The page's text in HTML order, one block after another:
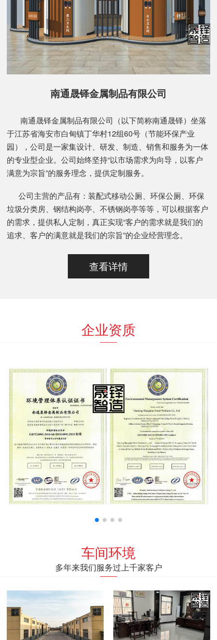
南通晟铎金属制品有限公司
南通晟铎金属制品有限公司（以下简称南通晟铎）坐落
于江苏省海安市白甸镇丁华村12组60号（节能环保产业
园），公司是一家集设计、研发、制造、销售和服务为一体
的专业型企业。公司始终坚持“以市场需求为向导，以客户
满意为宗旨”的服务理念，提供定制服务。
公司主营的产品有：装配式移动公厕、环保公厕、环保
垃圾分类房、钢结构岗亭、不锈钢岗亭等等，可以根据客户
的需求，提供私人定制，真正实现“客户的需求就是我们的
追求、客户的满意就是我们的宗旨”的企业经营理念。
查看详情
企业资质
车间环境
多年来我们服务过上千家客户